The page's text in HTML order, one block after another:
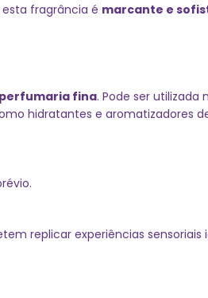
fragrância é marcante e
perfumaria fina. Pode ser
hidratantes e aromatizadores
replicar experiências sensoriais